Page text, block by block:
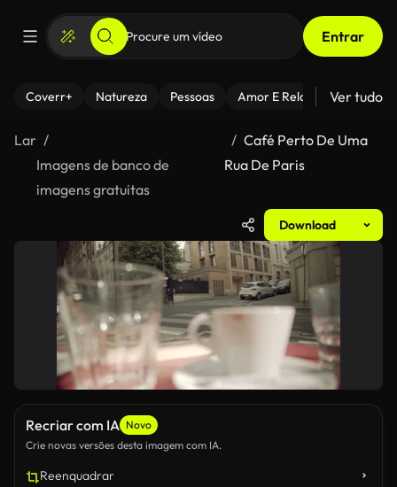
Entrar
Coverr+ Natureza Pessoas Amor E Relacionamentos
Ver tudo
Lar
Imagens de banco de
imagens gratuitas
Café Perto De Uma
Rua De Paris
Download
Recriar com IA Novo
Crie novas versões desta imagem com IA.
Reenquadrar